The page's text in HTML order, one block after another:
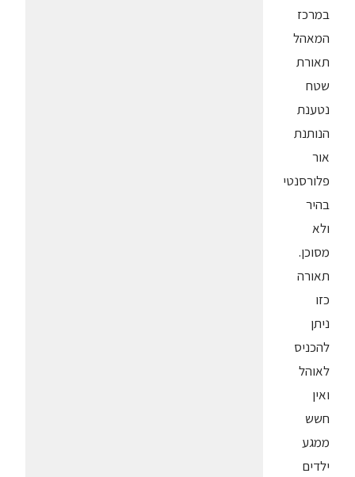
במרכז
המאהל
תאורת
שטח
נטענת
הנותנת
אור
פלורסנטי
בהיר
ולא
מסוכן.
תאורה
כזו
ניתן
להכניס
לאוהל
ואין
חשש
ממגע
ילדים